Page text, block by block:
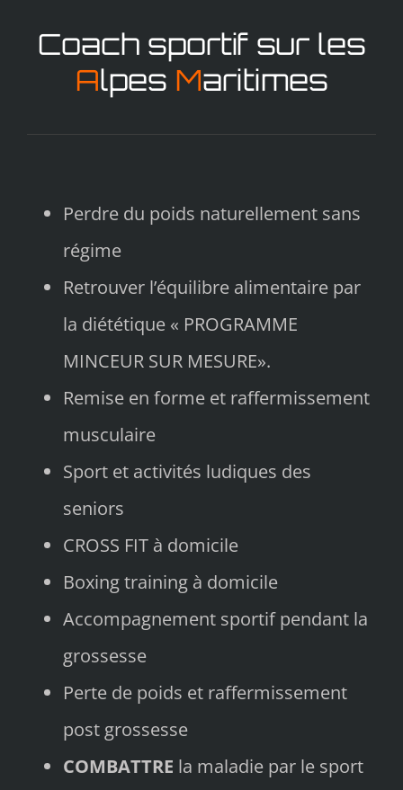
Coach sportif sur les
Alpes Maritimes
Perdre du poids naturellement sans
régime
Retrouver l’équilibre alimentaire par
la diététique « PROGRAMME
MINCEUR SUR MESURE».
Remise en forme et raffermissement
musculaire
Sport et activités ludiques des
seniors
CROSS FIT à domicile
Boxing training à domicile
Accompagnement sportif pendant la
grossesse
Perte de poids et raffermissement
post grossesse
COMBATTRE la maladie par le sport